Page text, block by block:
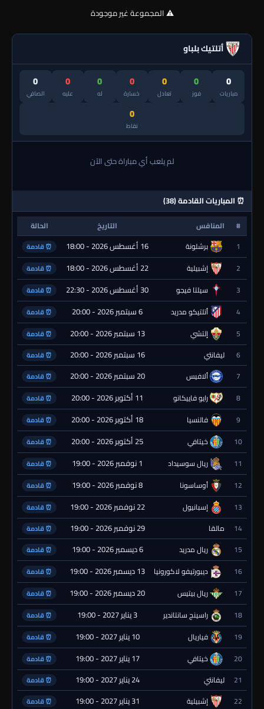
⚠️ المجموعة غير موجودة
أتلتيك بلباو
0
مباريات
0
فوز
0
تعادل
0
خسارة
0
له
0
عليه
0
الصافي
0
نقاط
لم يلعب أي مباراة حتى الآن
⏰ المباريات القادمة (38)
# المنافس التاريخ
الحالة
1
برشلونة 16 أغسطس 2026 - 18:00 ⏰ قادمة
2 إشبيلية 22 أغسطس 2026 - 18:00 ⏰ قادمة
3 سيلتا فيجو 30 أغسطس 2026 - 22:30 ⏰ قادمة
4 أتلتيكو مدريد 6 سبتمبر 2026 - 20:00 ⏰ قادمة
5 إلتشي 13 سبتمبر 2026 - 20:00 ⏰ قادمة
6 ليفانتي 16 سبتمبر 2026 - 20:00 ⏰ قادمة
7 ألافيس 20 سبتمبر 2026 - 20:00 ⏰ قادمة
8 رايو فاييكانو 11 أكتوبر 2026 - 20:00 ⏰ قادمة
9 فالنسيا 18 أكتوبر 2026 - 20:00 ⏰ قادمة
10 خيتافي 25 أكتوبر 2026 - 20:00 ⏰ قادمة
11 ريال سوسيداد 1 نوفمبر 2026 - 19:00 ⏰ قادمة
12 أوساسونا 8 نوفمبر 2026 - 19:00 ⏰ قادمة
13 إسبانيول 22 نوفمبر 2026 - 19:00 ⏰ قادمة
14 مالقا 29 نوفمبر 2026 - 19:00 ⏰ قادمة
15 ريال مدريد 6 ديسمبر 2026 - 19:00 ⏰ قادمة
16 ديبورتيفو لاكورونيا 13 ديسمبر 2026 - 19:00 ⏰ قادمة
17 ريال بيتيس 20 ديسمبر 2026 - 19:00 ⏰ قادمة
18 راسينج سانتاندير 3 يناير 2027 - 19:00 ⏰ قادمة
19 فياريال 10 يناير 2027 - 19:00 ⏰ قادمة
20 خيتافي 17 يناير 2027 - 19:00 ⏰ قادمة
21 ليفانتي 24 يناير 2027 - 19:00 ⏰ قادمة
22 إشبيلية 31 يناير 2027 - 19:00 ⏰ قادمة